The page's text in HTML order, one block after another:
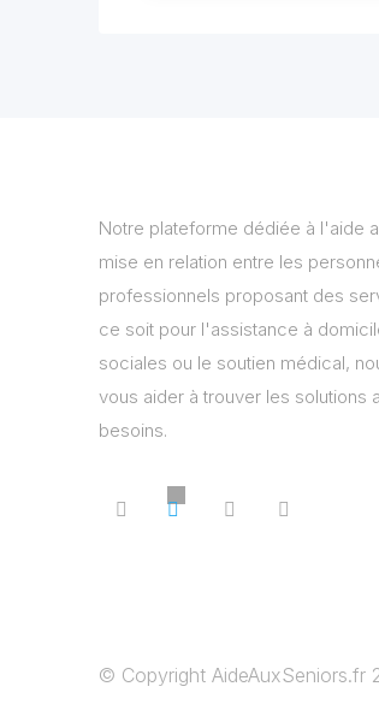
Notre plateforme dédiée à l'aide
mise en relation entre les
professionnels proposant des
ce soit pour l'assistance à
sociales ou le soutien médical,
vous aider à trouver les solutions
besoins.
© Copyright AideAuxSeniors.fr